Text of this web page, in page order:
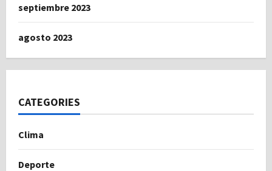
septiembre 2023
agosto 2023
CATEGORIES
Clima
Deporte